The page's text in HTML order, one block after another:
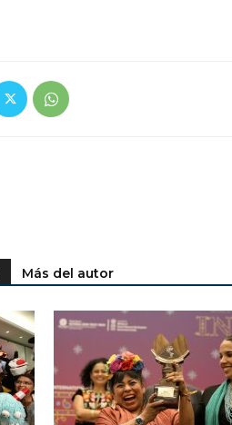
Más del autor